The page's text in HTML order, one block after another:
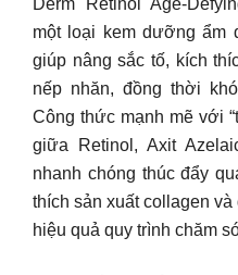
Derm Retinol Age-
một loại kem dưỡng ẩm
giúp nâng sắc tố, kích
nếp nhăn, đồng thời
Công thức mạnh mẽ với
giữa Retinol, Axit
nhanh chóng thúc đẩy
thích sản xuất collagen
hiệu quả quy trình chăm